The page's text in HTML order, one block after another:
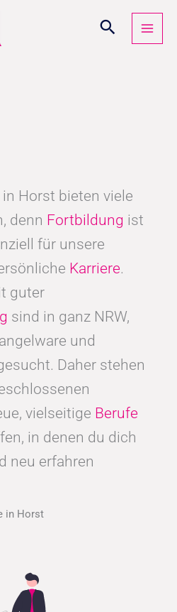
in Horst bieten viele
denn Fortbildung ist
für unsere
Karriere.
guter
sind in ganz NRW,
und
Daher stehen
vielseitige Berufe
in denen du dich
neu erfahren
in Horst